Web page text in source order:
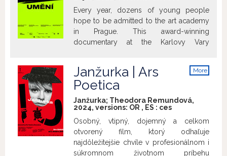
Every year, dozens of young people
hope to be admitted to the art academy
in Prague. This award-winning
documentary at the Karlovy Vary
humor. Over a number of days,
prospective students present their work,
The film follows three pairs of teachers,
each tasked with making a selection for
their own department. While one pair
takes the young people out of their
comfort zone with difficult questions,
More
Janžurka | Ars
Poetica
Janžurka; Theodora Remundová,
2024, versions: OR , ES : ces
Osobný, vtipný, dojemný a celkom
otvorený film, ktorý odhaľuje
najdôležitejšie chvíle v profesionálnom i
súkromnom životnom príbehu